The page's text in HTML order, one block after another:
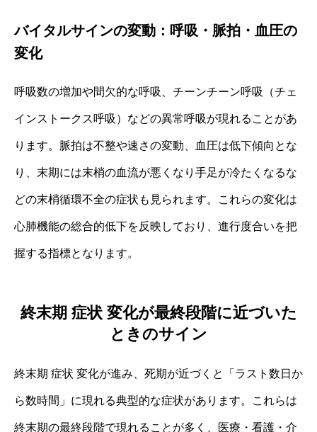
バイタルサインの変動：呼吸・脈拍・血圧の
変化
呼吸数の増加や間欠的な呼吸、チーンチーン呼吸（チェ
インストークス呼吸）などの異常呼吸が現れることがあ
ります。脈拍は不整や速さの変動、血圧は低下傾向とな
り、末期には末梢の血流が悪くなり手足が冷たくなるな
どの末梢循環不全の症状も見られます。これらの変化は
心肺機能の総合的低下を反映しており、進行度合いを把
握する指標となります。
終末期 症状 変化が最終段階に近づいた
ときのサイン
終末期 症状 変化が進み、死期が近づくと「ラスト数日か
ら数時間」に現れる典型的な症状があります。これらは
終末期の最終段階で現れることが多く、医療・看護・介